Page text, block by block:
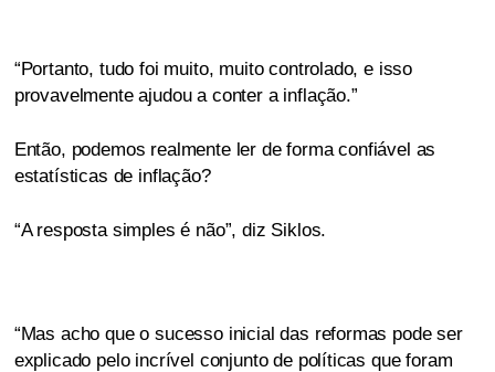
“Portanto, tudo foi muito, muito controlado, e isso
provavelmente ajudou a conter a inflação.”
Então, podemos realmente ler de forma confiável as
estatísticas de inflação?
“A resposta simples é não”, diz Siklos.
“Mas acho que o sucesso inicial das reformas pode ser
explicado pelo incrível conjunto de políticas que foram